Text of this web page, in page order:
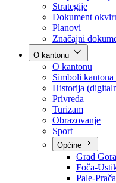
Poslovnik
Program
Ekspoze
Strategije
Dokument
Planovi
Značajni
O kantonu
O kantonu
Simboli kantona
Historija
Privreda
Turizam
Obrazovanje
Općine